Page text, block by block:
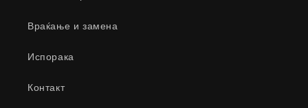
Враќање и замена
Испорака
Контакт